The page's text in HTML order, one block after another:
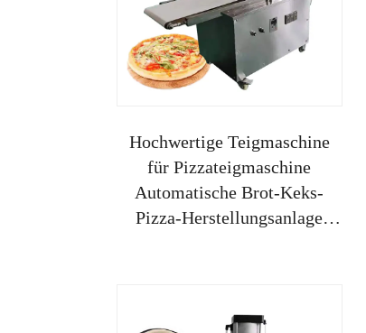
Hochwertige Teigmaschine
für Pizzateigmaschine
Automatische Brot-Keks-
Pizza-Herstellungsanlage